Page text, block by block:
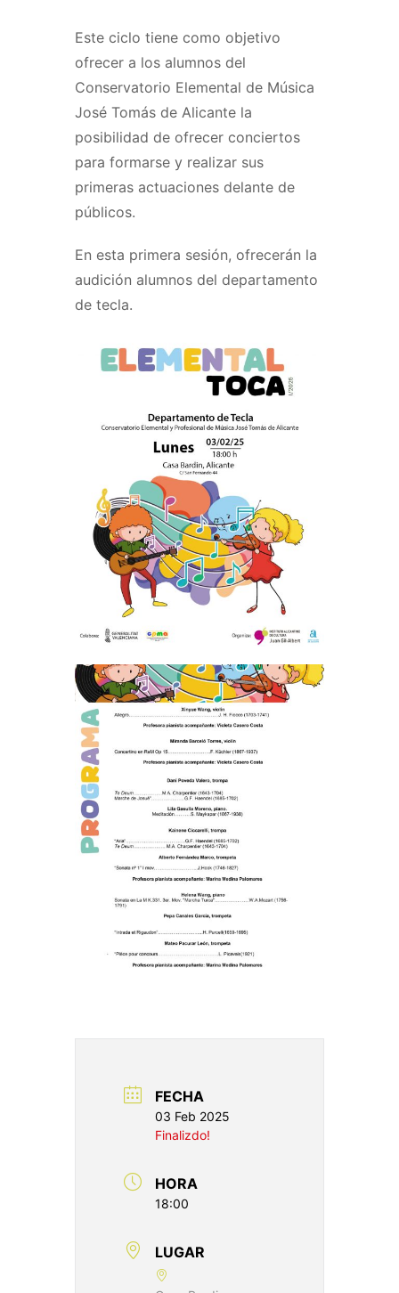
Este ciclo tiene como objetivo
ofrecer a los alumnos del
Conservatorio Elemental de Música
José Tomás de Alicante la
posibilidad de ofrecer conciertos
para formarse y realizar sus
primeras actuaciones delante de
públicos.
En esta primera sesión, ofrecerán la
audición alumnos del departamento
de tecla.
FECHA
03 Feb 2025
Finalizdo!
HORA
18:00
LUGAR